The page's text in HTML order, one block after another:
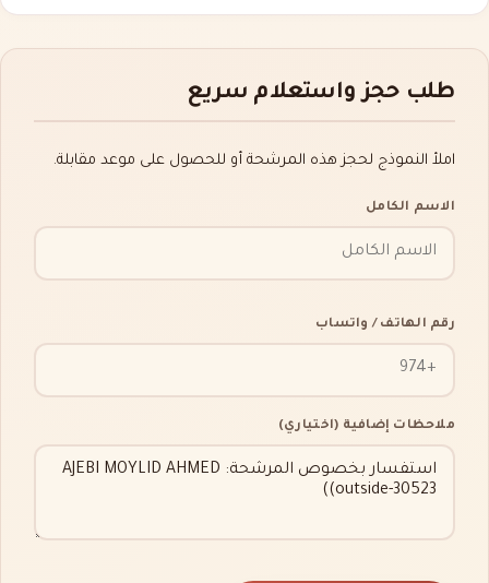
طلب حجز واستعلام سريع
املأ النموذج لحجز هذه المرشحة أو للحصول على موعد مقابلة.
الاسم الكامل
رقم الهاتف / واتساب
ملاحظات إضافية (اختياري)